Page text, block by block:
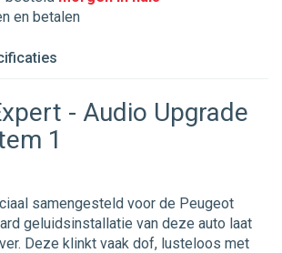
en betalen
- Audio Upgrade
1
samengesteld voor de Peugeot
geluidsinstallatie van deze auto laat
Deze klinkt vaak dof, lusteloos met